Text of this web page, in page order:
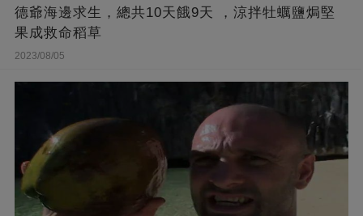
德爺海邊求生，總共10天餓9天 ，涼拌牡蠣鹽焗堅
果成救命稻草
2023/08/05